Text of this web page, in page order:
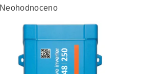
Neohodnoceno